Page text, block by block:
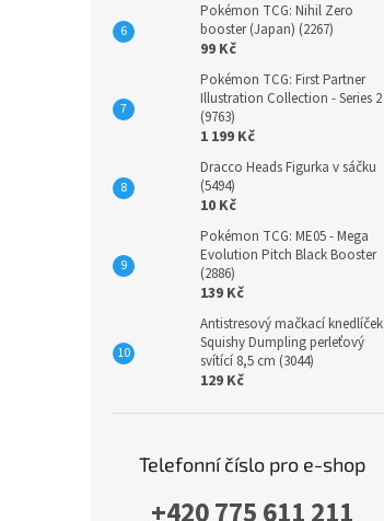
Pokémon TCG: Nihil Zero
booster (Japan) (2267)
99 Kč
Pokémon TCG: First Partner
Illustration Collection - Series 2
(9763)
1 199 Kč
Dracco Heads Figurka v sáčku
(5494)
10 Kč
Pokémon TCG: ME05 - Mega
Evolution Pitch Black Booster
(2886)
139 Kč
Antistresový mačkací knedlíček
Squishy Dumpling perleťový
svítící 8,5 cm (3044)
129 Kč
Telefonní číslo pro e-shop